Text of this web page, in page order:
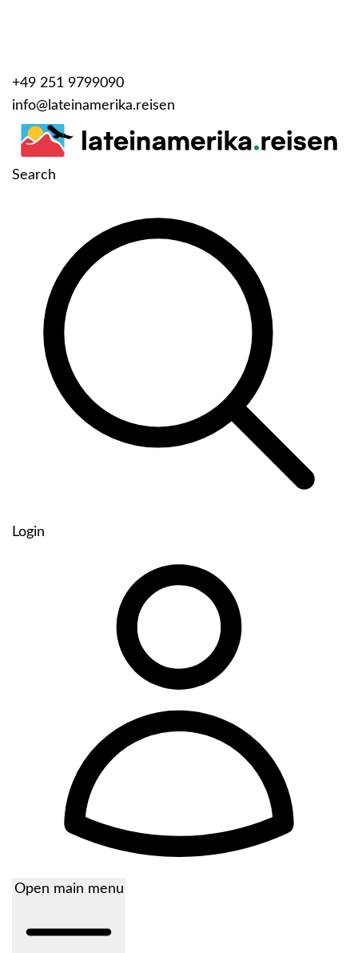
+49 251 9799090
info@lateinamerika.reisen
Search
Login
Open main menu